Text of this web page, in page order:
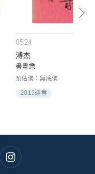
8524
溥杰
書畫樂
預估價：無底價
2015迎春